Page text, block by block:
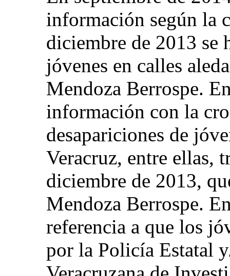
información según la
diciembre de 2013 se
jóvenes en calles
Mendoza Berrospe.
información con la
desapariciones de
Veracruz, entre ellas,
diciembre de 2013,
Mendoza Berrospe.
referencia a que los
por la Policía Estatal